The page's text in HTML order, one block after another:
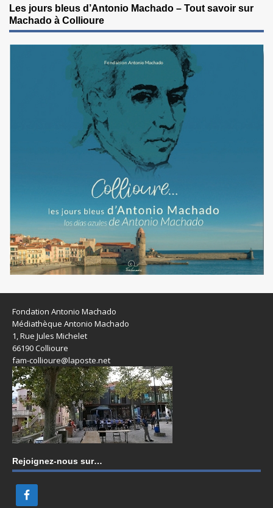
Les jours bleus d’Antonio Machado – Tout savoir sur
Machado à Collioure
Fondation Antonio Machado
Médiathèque Antonio Machado
1, Rue Jules Michelet
66190 Collioure
fam-collioure@laposte.net
Rejoignez-nous sur…